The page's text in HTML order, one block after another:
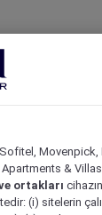
&
ortakları
(i) sitelerin